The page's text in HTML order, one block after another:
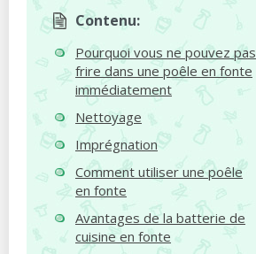
Contenu:
Pourquoi vous ne pouvez pas
frire dans une poêle en fonte
immédiatement
Nettoyage
Imprégnation
Comment utiliser une poêle
en fonte
Avantages de la batterie de
cuisine en fonte